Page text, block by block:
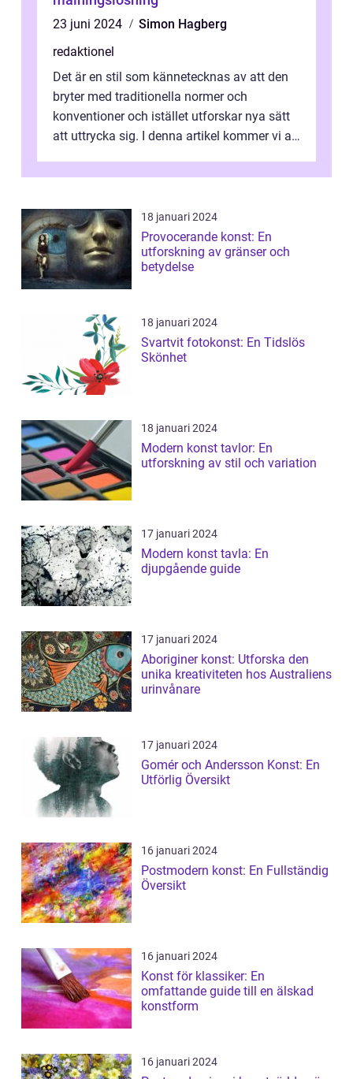
23 juni 2024
Simon Hagberg
redaktionel
Det är en stil som kännetecknas av att den
bryter med traditionella normer och
konventioner och istället utforskar nya sätt
att uttrycka sig. I denna artikel kommer vi att
18 januari 2024
Provocerande konst: En
utforskning av gränser och
betydelse
18 januari 2024
Svartvit fotokonst: En Tidslös
Skönhet
18 januari 2024
Modern konst tavlor: En
utforskning av stil och variation
17 januari 2024
Modern konst tavla: En
djupgående guide
17 januari 2024
Aboriginer konst: Utforska den
unika kreativiteten hos Australiens
urinvånare
17 januari 2024
Gomér och Andersson Konst: En
Utförlig Översikt
16 januari 2024
Postmodern konst: En Fullständig
Översikt
16 januari 2024
Konst för klassiker: En
omfattande guide till en älskad
konstform
16 januari 2024